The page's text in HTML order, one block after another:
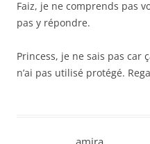
Faiz, je ne comprends pas
pas y répondre.
Princess, je ne sais pas car
n’ai pas utilisé protégé.
amira